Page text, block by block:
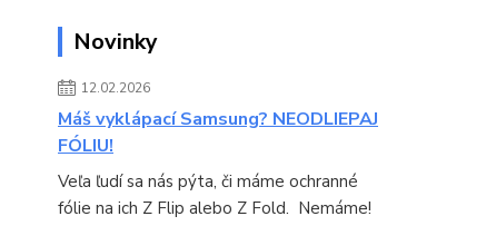
Novinky
12.02.2026
Máš vyklápací Samsung? NEODLIEPAJ
FÓLIU!
Veľa ľudí sa nás pýta, či máme ochranné
fólie na ich Z Flip alebo Z Fold. Nemáme!